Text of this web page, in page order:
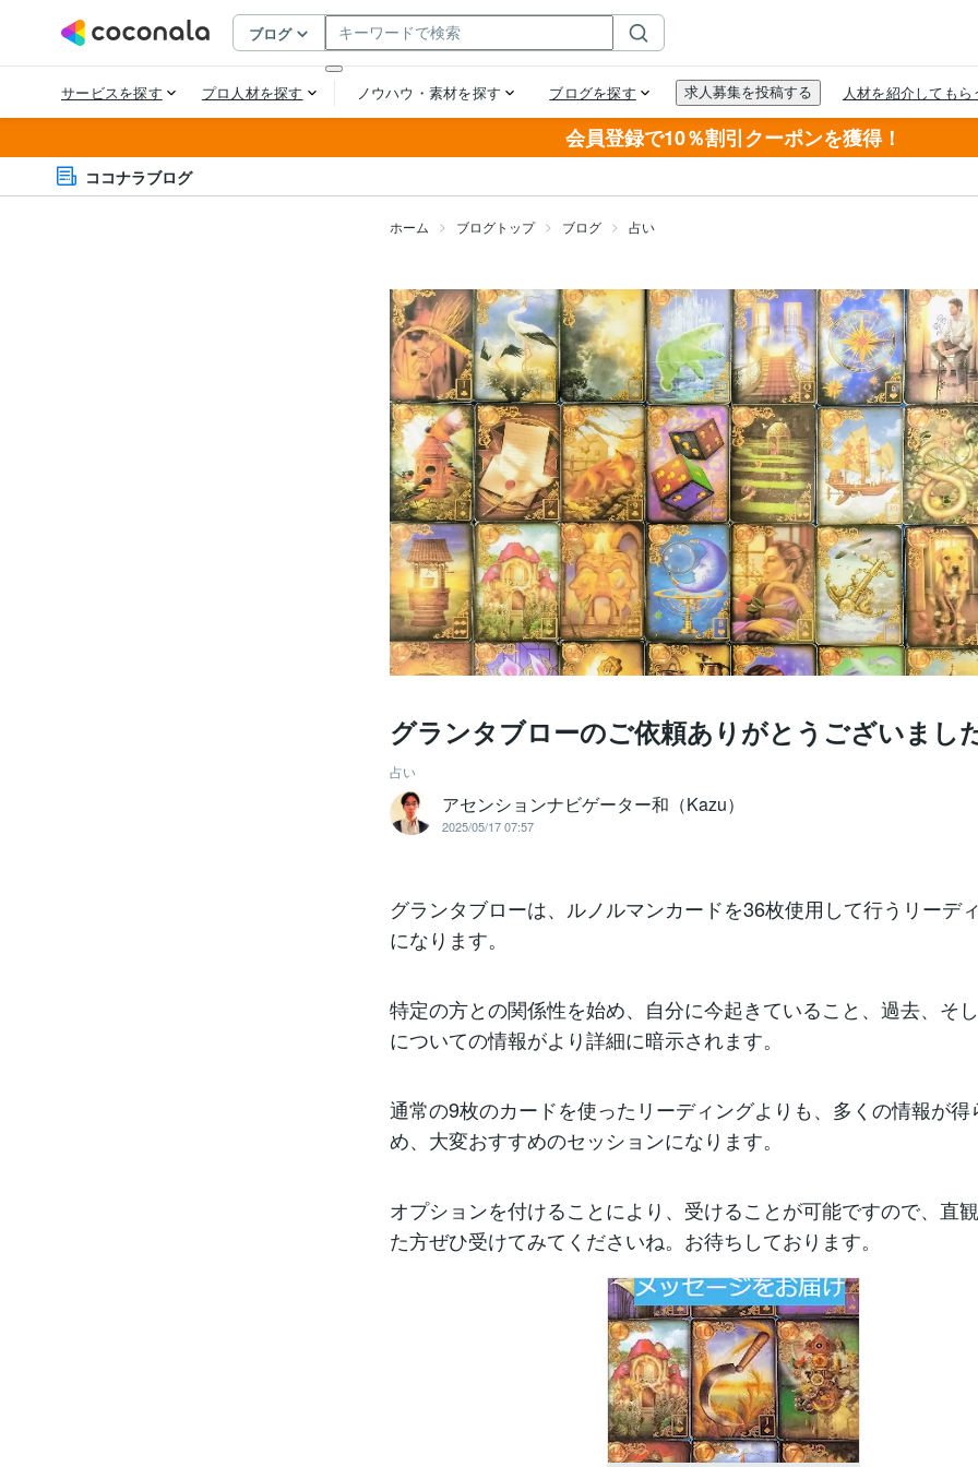
会員登録で10％割引クーポンを獲得！
ココナラブログ
ホーム ブログトップ ブログ 占い
グランタブローのご依頼ありがとうございまし
占い
アセンションナビゲーター和（Kazu）
2025/05/17 07:57
グランタブローは、ルノルマンカードを36枚使用して行うリーデ
になります。
特定の方との関係性を始め、自分に今起きていること、過去、そ
についての情報がより詳細に暗示されます。
通常の9枚のカードを使ったリーディングよりも、多くの情報が得
め、大変おすすめのセッションになります。
オプションを付けることにより、受けることが可能ですので、直
た方ぜひ受けてみてくださいね。お待ちしております。